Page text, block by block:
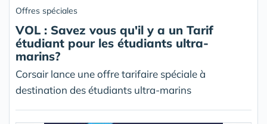
Offres spéciales
VOL : Savez vous qu'il y a un Tarif
étudiant pour les étudiants ultra-
marins?
Corsair lance une offre tarifaire spéciale à
destination des étudiants ultra-marins